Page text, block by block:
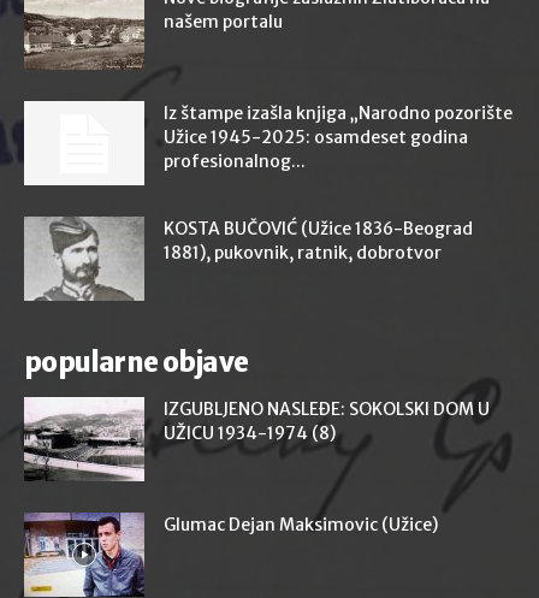
našem portalu
Iz štampe izašla knjiga „Narodno pozorište
Užice 1945-2025: osamdeset godina
profesionalnog...
KOSTA BUČOVIĆ (Užice 1836-Beograd
1881), pukovnik, ratnik, dobrotvor
popularne objave
IZGUBLJENO NASLEĐE: SOKOLSKI DOM U
UŽICU 1934-1974 (8)
Glumac Dejan Maksimovic (Užice)